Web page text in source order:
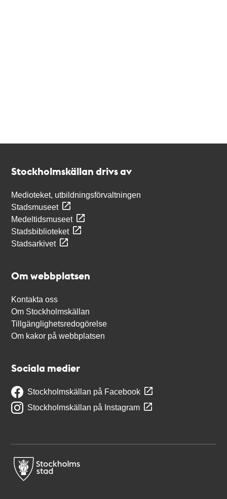
Stockholmskällan drivs av
Medioteket, utbildningsförvaltningen
Stadsmuseet
Medeltidsmuseet
Stadsbiblioteket
Stadsarkivet
Om webbplatsen
Kontakta oss
Om Stockholmskällan
Tillgänglighetsredogörelse
Om kakor på webbplatsen
Sociala medier
Stockholmskällan på Facebook
Stockholmskällan på Instagram